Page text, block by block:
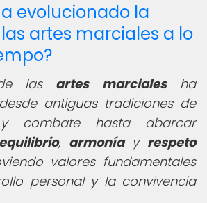
evolucionado la
artes marciales a lo
las artes marcialesha
antiguas tradiciones de
y combate hasta abarcar
equilibrio, armoníay respeto
valores fundamentales
personal y la convivencia